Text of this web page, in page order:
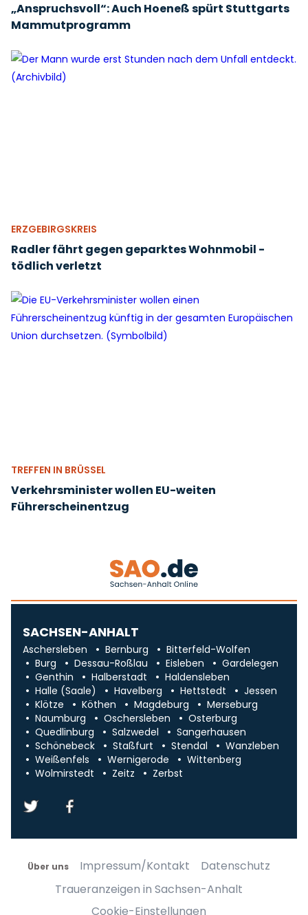
„Anspruchsvoll“: Auch Hoeneß spürt Stuttgarts
Mammutprogramm
ERZGEBIRGSKREIS
Radler fährt gegen geparktes Wohnmobil -
tödlich verletzt
TREFFEN IN BRÜSSEL
Verkehrsminister wollen EU-weiten
Führerscheinentzug
SACHSEN-ANHALT
Aschersleben Bernburg
Bitterfeld-Wolfen
Burg
Dessau-Roßlau Eisleben
Gardelegen
Genthin
Halberstadt
Haldensleben
Halle (Saale)
Havelberg Hettstedt
Jessen
Klötze
Köthen Magdeburg
Merseburg
Naumburg
Oschersleben
Osterburg
Quedlinburg
Salzwedel
Sangerhausen
Schönebeck
Staßfurt Stendal
Wanzleben
Weißenfels
Wernigerode
Wittenberg
Wolmirstedt
Zeitz Zerbst
Über uns Impressum/Kontakt
Datenschutz
Traueranzeigen in Sachsen-Anhalt
Cookie-Einstellungen